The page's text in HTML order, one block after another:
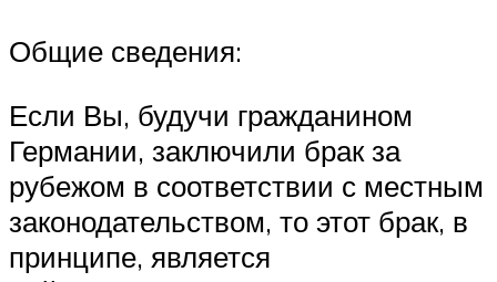
Общие сведения:
Если Вы, будучи гражданином
Германии, заключили брак за
рубежом в соответствии с местным
законодательством, то этот брак, в
принципе, является